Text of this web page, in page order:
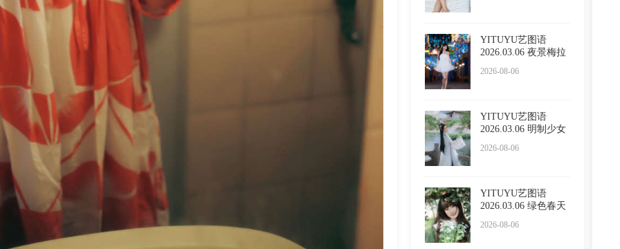
YITUYU艺图语
2026.03.06 夜景梅拉
2026-08-06
YITUYU艺图语
2026.03.06 明制少女
2026-08-06
YITUYU艺图语
2026.03.06 绿色春天
2026-08-06